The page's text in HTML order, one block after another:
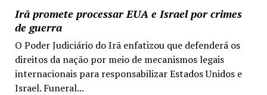
Irã promete processar EUA e Israel por crimes
de guerra
O Poder Judiciário do Irã enfatizou que defenderá os
direitos da nação por meio de mecanismos legais
internacionais para responsabilizar Estados Unidos e
Israel. Funeral...